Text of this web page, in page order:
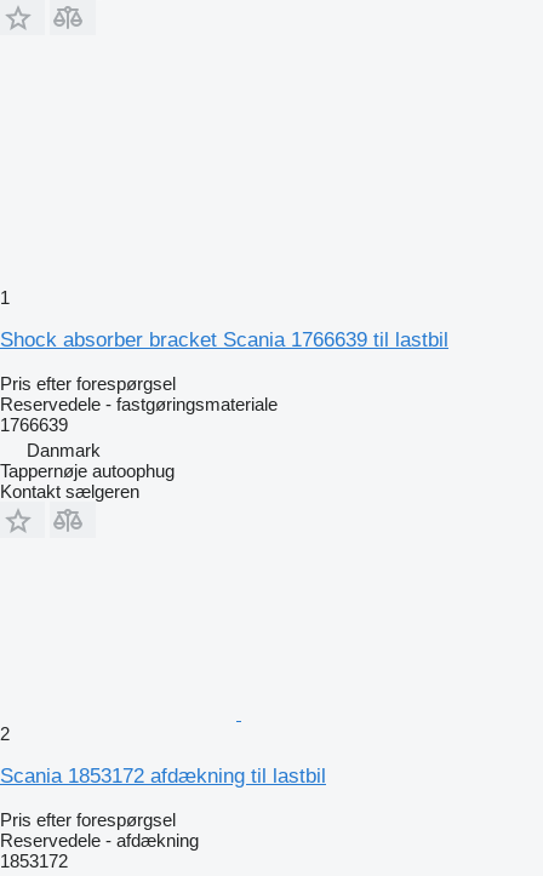
1
Shock absorber bracket Scania 1766639 til lastbil
Pris efter forespørgsel
Reservedele - fastgøringsmateriale
1766639
Danmark
Tappernøje autoophug
Kontakt sælgeren
2
Scania 1853172 afdækning til lastbil
Pris efter forespørgsel
Reservedele - afdækning
1853172